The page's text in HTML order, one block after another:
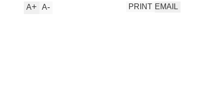
A+ A- EMAIL
PRINT